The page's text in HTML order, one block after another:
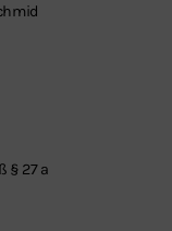
§ 27 a